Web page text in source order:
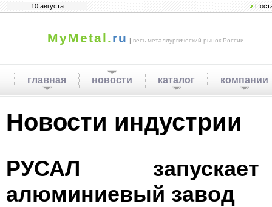
10 августа
MyMetal.ru | весь металлургический рынок России
главная новости каталог компании
Новости индустрии
РУСАЛ
алюминиевый завод